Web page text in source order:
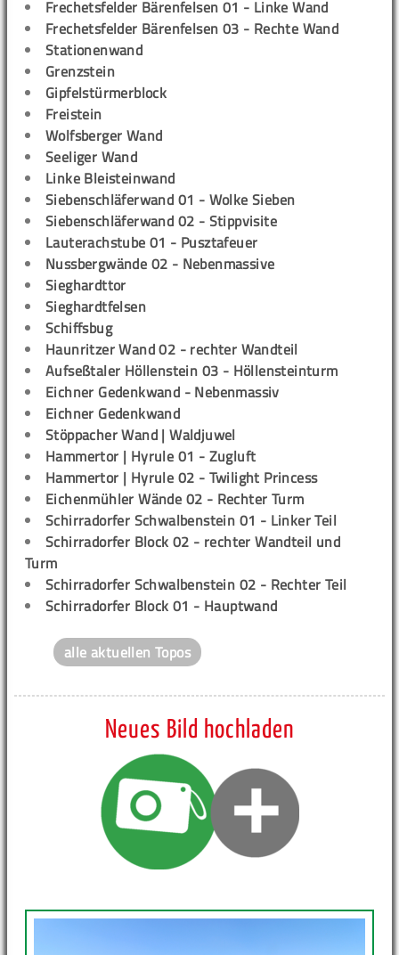
Frechetsfelder Bärenfelsen 01 - Linke Wand
Frechetsfelder Bärenfelsen 03 - Rechte Wand
Stationenwand
Grenzstein
Gipfelstürmerblock
Freistein
Wolfsberger Wand
Seeliger Wand
Linke Bleisteinwand
Siebenschläferwand 01 - Wolke Sieben
Siebenschläferwand 02 - Stippvisite
Lauterachstube 01 - Pusztafeuer
Nussbergwände 02 - Nebenmassive
Sieghardttor
Sieghardtfelsen
Schiffsbug
Haunritzer Wand 02 - rechter Wandteil
Aufseßtaler Höllenstein 03 - Höllensteinturm
Eichner Gedenkwand - Nebenmassiv
Eichner Gedenkwand
Stöppacher Wand | Waldjuwel
Hammertor | Hyrule 01 - Zugluft
Hammertor | Hyrule 02 - Twilight Princess
Eichenmühler Wände 02 - Rechter Turm
Schirradorfer Schwalbenstein 01 - Linker Teil
Schirradorfer Block 02 - rechter Wandteil und
Turm
Schirradorfer Schwalbenstein 02 - Rechter Teil
Schirradorfer Block 01 - Hauptwand
alle aktuellen Topos
Neues Bild hochladen